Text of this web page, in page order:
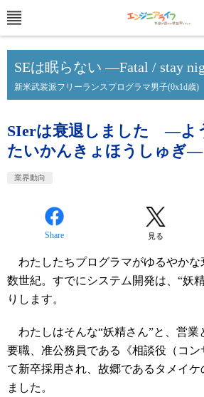
SEは眠らない ―Fatal / stay
新米武装派フリーランスプログラマ男子(0x1d歳)
SIerは衰退しました ―よ
たいかんきょほうしゅぎ
業界動向
Share 見る
わたしたちプログラマがゆるやかな
数世紀。すでにシステム開発は、“妖
りします。
わたしはそんな“妖精さん”と、営業
要職、准公務員である《相談役（コン
て新卒採用され、故郷であるタメイケ
ました。